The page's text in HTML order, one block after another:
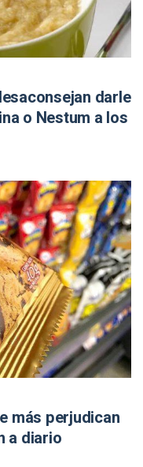
darle
o Nestum a los
más perjudican
a diario